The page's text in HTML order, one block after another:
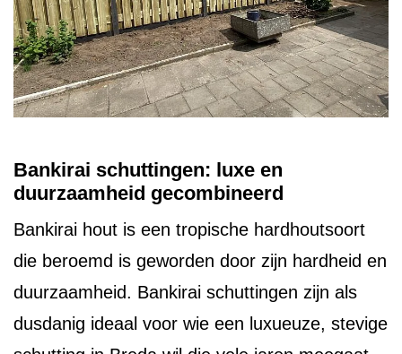
Bankirai schuttingen: luxe en
duurzaamheid gecombineerd
Bankirai hout is een tropische hardhoutsoort
die beroemd is geworden door zijn hardheid en
duurzaamheid. Bankirai schuttingen zijn als
dusdanig ideaal voor wie een luxueuze, stevige